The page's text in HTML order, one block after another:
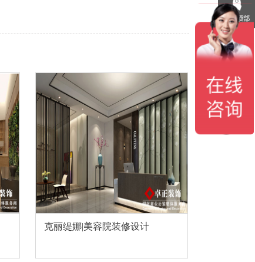
克丽缇娜|美容院装修设计